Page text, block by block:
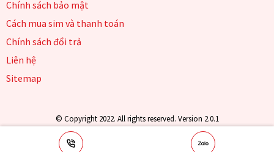
Chính sách bảo mật
Cách mua sim và thanh toán
Chính sách đổi trả
Liên hệ
Sitemap
© Copyright 2022. All rights reserved. Version 2.0.1